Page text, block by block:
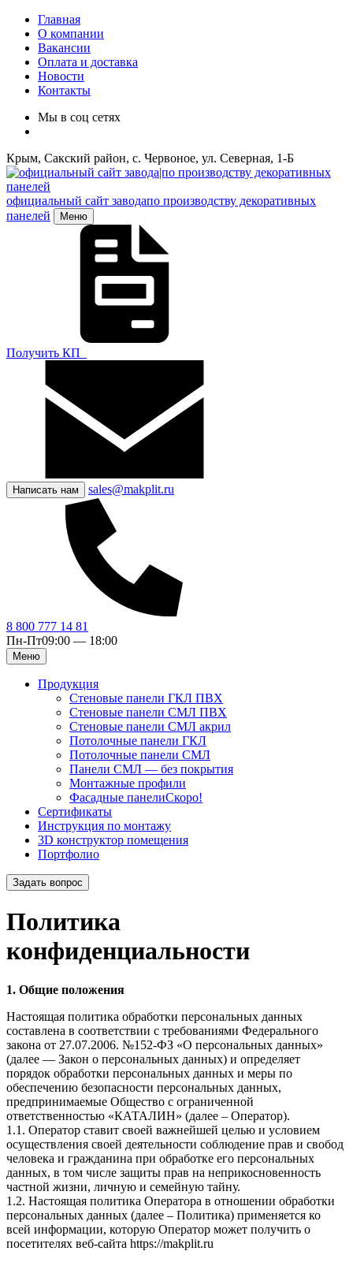
Главная
О компании
Вакансии
Оплата и доставка
Новости
Контакты
Мы в соц сетях
Крым, Сакский район, с. Червоное, ул. Северная, 1-Б
официальный сайт заводапо производству декоративных
панелей
Меню
Получить КП
Написать нам sales@makplit.ru
8 800 777 14 81
Пн-Пт09:00 — 18:00
Меню
Продукция
Стеновые панели ГКЛ ПВХ
Стеновые панели СМЛ ПВХ
Стеновые панели СМЛ акрил
Потолочные панели ГКЛ
Потолочные панели СМЛ
Панели СМЛ — без покрытия
Монтажные профили
Фасадные панелиСкоро!
Сертификаты
Инструкция по монтажу
3D конструктор помещения
Портфолио
Задать вопрос
Политика
конфиденциальности
1. Общие положения
Настоящая политика обработки персональных данных
составлена в соответствии с требованиями Федерального
закона от 27.07.2006. №152-ФЗ «О персональных данных»
(далее — Закон о персональных данных) и определяет
порядок обработки персональных данных и меры по
обеспечению безопасности персональных данных,
предпринимаемые Общество с ограниченной
ответственностью «КАТАЛИН» (далее – Оператор).
1.1. Оператор ставит своей важнейшей целью и условием
осуществления своей деятельности соблюдение прав и свобод
человека и гражданина при обработке его персональных
данных, в том числе защиты прав на неприкосновенность
частной жизни, личную и семейную тайну.
1.2. Настоящая политика Оператора в отношении обработки
персональных данных (далее – Политика) применяется ко
всей информации, которую Оператор может получить о
посетителях веб-сайта https://makplit.ru